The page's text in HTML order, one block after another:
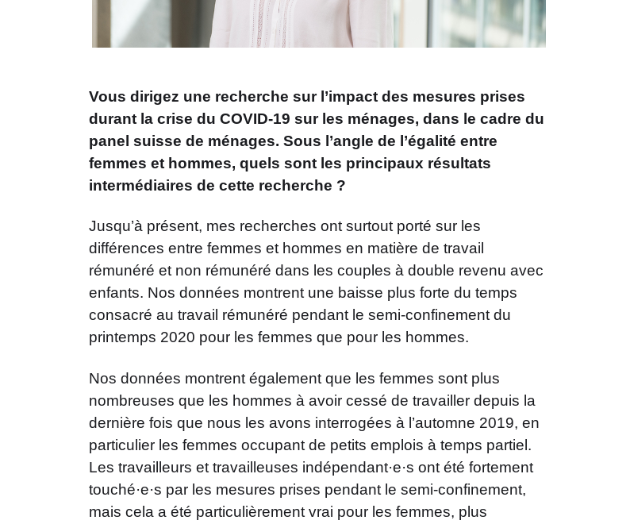
Vous dirigez une recherche sur l’impact des mesures prises
durant la crise du COVID-19 sur les ménages, dans le cadre du
panel suisse de ménages. Sous l’angle de l’égalité entre
femmes et hommes, quels sont les principaux résultats
intermédiaires de cette recherche ?
Jusqu’à présent, mes recherches ont surtout porté sur les
différences entre femmes et hommes en matière de travail
rémunéré et non rémunéré dans les couples à double revenu avec
enfants. Nos données montrent une baisse plus forte du temps
consacré au travail rémunéré pendant le semi-confinement du
printemps 2020 pour les femmes que pour les hommes.
Nos données montrent également que les femmes sont plus
nombreuses que les hommes à avoir cessé de travailler depuis la
dernière fois que nous les avons interrogées à l’automne 2019, en
particulier les femmes occupant de petits emplois à temps partiel.
Les travailleurs et travailleuses indépendant·e·s ont été fortement
touché·e·s par les mesures prises pendant le semi-confinement,
mais cela a été particulièrement vrai pour les femmes, plus